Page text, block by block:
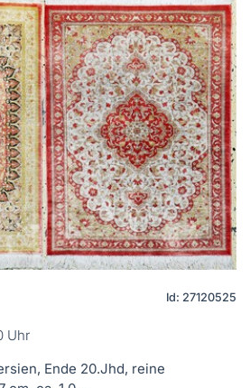
Id: 27120525
Uhr
Ende 20.Jhd, reine